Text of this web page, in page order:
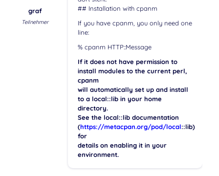
graf
Teilnehmer
## Installation with cpanm
If you have cpanm, you only need one
line:
% cpanm HTTP::Message
If it does not have permission to
install modules to the current perl,
cpanm
will automatically set up and install
to a local::lib in your home
directory.
See the local::lib documentation
(https://metacpan.org/pod/local::lib)
for
details on enabling it in your
environment.